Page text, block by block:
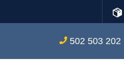
502 503 202